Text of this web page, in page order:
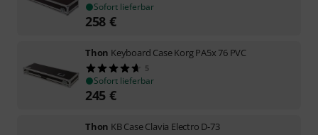
Sofort lieferbar
258 €
Thon Keyboard Case Korg PA5x 76 PVC
5
Sofort lieferbar
245 €
Thon KB Case Clavia Electro D-73